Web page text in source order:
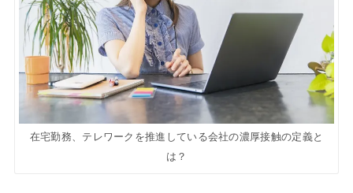
在宅勤務、テレワークを推進している会社の濃厚接触の定義と
は？